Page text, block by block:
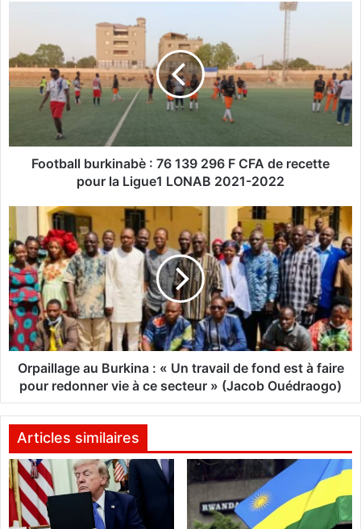
t
b
a
b
n
a
b
è
:
7
6
2
F
C
F
A
Football burkinabè : 76 139 296 F CFA de recette
pour la Ligue1 LONAB 2021-2022
r
p
a
i
l
l
a
g
u
B
r
k
i
n
a
Orpaillage au Burkina : « Un travail de fond est à faire
pour redonner vie à ce secteur » (Jacob Ouédraogo)
Articles similaires